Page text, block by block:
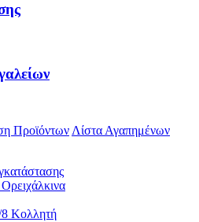
ΠροϊόντωνΛίστα Αγαπημένων
Κολλητή